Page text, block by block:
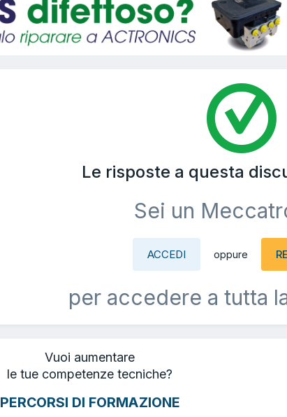
Le risposte a questa
Sei un
ACCEDI oppure
per accedere a tutta
Vuoi aumentare
le tue competenze tecniche?
PERCORSI DI FORMAZIONE